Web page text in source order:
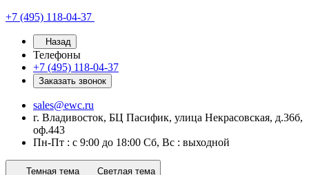
+7 (495) 118-04-37
Назад
Телефоны
+7 (495) 118-04-37
Заказать звонок
sales@ewc.ru
г. Владивосток, БЦ Пасифик, улица Некрасовская, д.36б,
оф.443
Пн-Пт : с 9:00 до 18:00 Сб, Вс : выходной
Темная тема Светлая тема